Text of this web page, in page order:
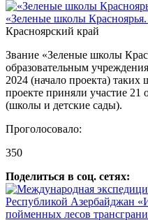
«Зеленые школы
Красноярский край
Звание «Зеленые школы
образовательным
2024 (начало проекта) таких
проекте приняли участие 21
(школы и детские сады).
Проголосовало:
350
Поделиться в соц. сетях: